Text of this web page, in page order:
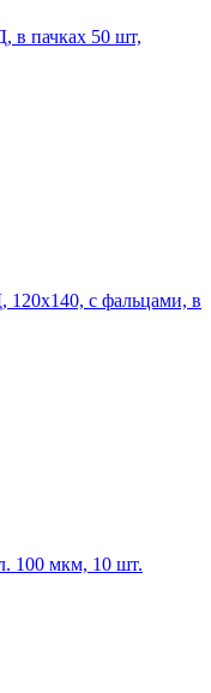
в пачках 50 шт,
с фальцами, в
100 мкм, 10 шт.